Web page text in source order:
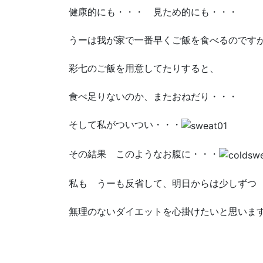
健康的にも・・・ 見ため的にも・・・
うーは我が家で一番早くご飯を食べるのですが
彩七のご飯を用意してたりすると、
食べ足りないのか、またおねだり・・・
そして私がついつい・・・
その結果 このようなお腹に・・・
私も うーも反省して、明日からは少しずつ
無理のないダイエットを心掛けたいと思います